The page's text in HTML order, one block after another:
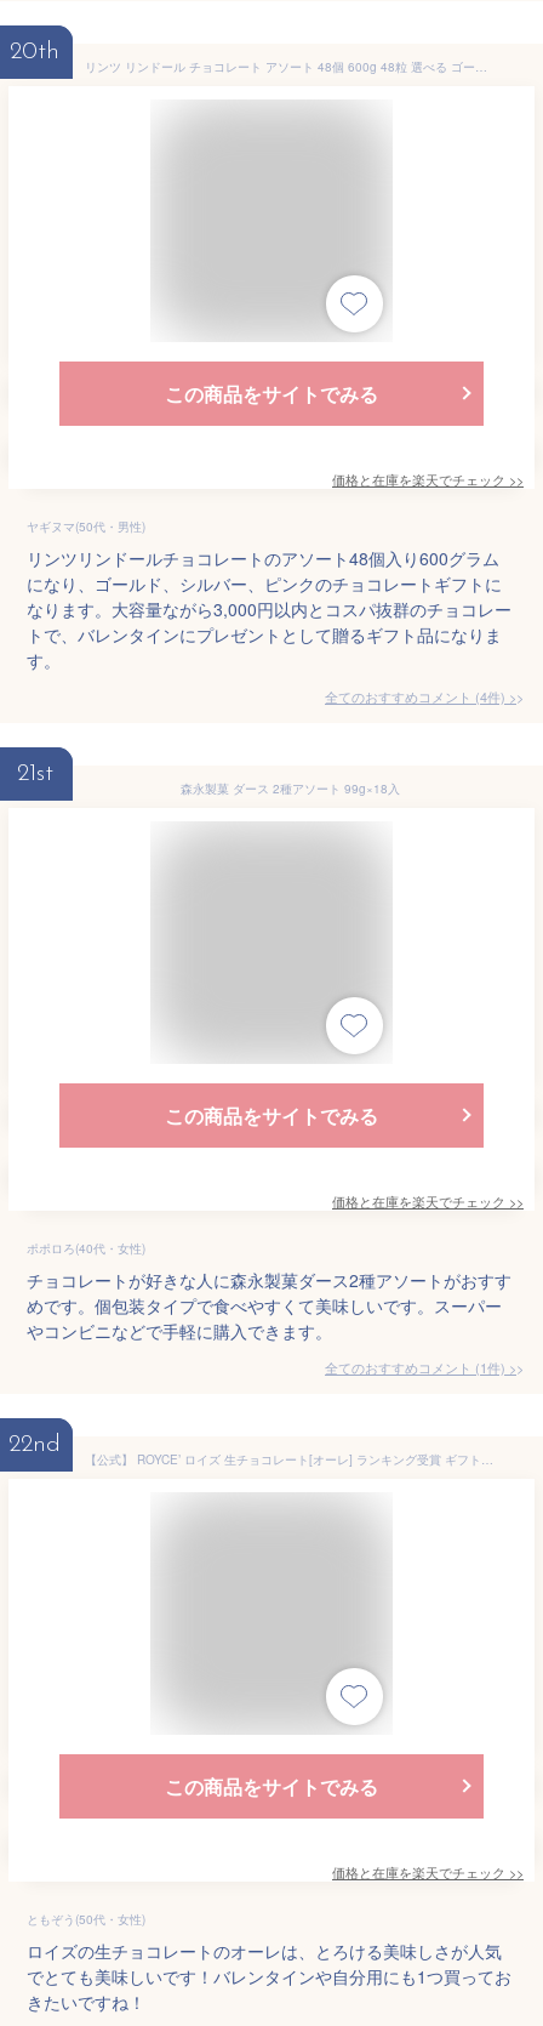
20th
リンツ リンドール チョコレート アソート 48個 600g 48粒 選べる ゴールド シルバー ピンク Lindt LINDOR ボンボン チョコ バレンタイン バレンタインデー お返し ホワイトデー 義理チョコ プチギフト 退職 お菓子 詰め合わせ 個包装 大量
この商品をサイトでみる
価格と在庫を楽天でチェック >>
ヤギヌマ(50代・男性)
リンツリンドールチョコレートのアソート48個入り600グラム
になり、ゴールド、シルバー、ピンクのチョコレートギフトに
なります。大容量ながら3,000円以内とコスパ抜群のチョコレー
トで、バレンタインにプレゼントとして贈るギフト品になりま
す。
全てのおすすめコメント (4件) >
21st
森永製菓 ダース 2種アソート 99g×18入
この商品をサイトでみる
価格と在庫を楽天でチェック >>
ポポロろ(40代・女性)
チョコレートが好きな人に森永製菓ダース2種アソートがおすす
めです。個包装タイプで食べやすくて美味しいです。スーパー
やコンビニなどで手軽に購入できます。
全てのおすすめコメント (1件) >
22nd
【公式】 ROYCE’ ロイズ 生チョコレート[オーレ] ランキング受賞 ギフト プチギフト スイーツ お菓子
この商品をサイトでみる
価格と在庫を楽天でチェック >>
ともぞう(50代・女性)
ロイズの生チョコレートのオーレは、とろける美味しさが人気
でとても美味しいです！バレンタインや自分用にも1つ買ってお
きたいですね！